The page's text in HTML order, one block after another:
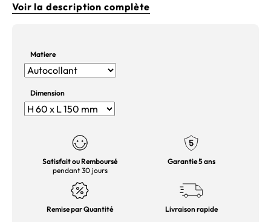
Voir la description complète
Matiere
Dimension
Satisfait ou Remboursé
pendant 30 jours
Garantie 5 ans
Remise par Quantité Livraison rapide